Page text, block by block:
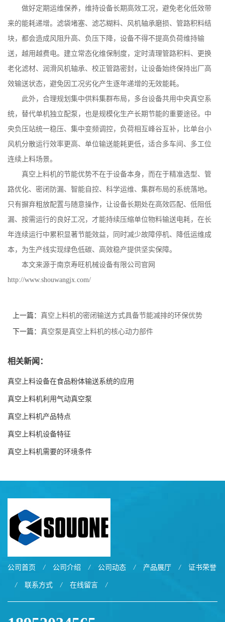
做好定期运维保养，维持设备长期高效工况，避免老化低效带
来的能耗递增。滤袋堵塞、滤芯糊料、风机轴承磨损、管路积料结
块，都会造成风阻升高、负压下降，设备不得不提高负荷维持输
送，越用越费电。建立常态化维保制度，定时清理管路积料、更换
老化滤材、润滑风机轴承、校正管路密封，让设备始终保持出厂高
效输送状态，避免因工况劣化产生逐年递增的无效能耗。
此外，合理规划集中供料集群布局，多台设备共用中央真空系
统，替代单机独立配泵，也是规模化生产长期节能的重要途径。中
央负压站统一稳压、集中变频调控，负荷相互峰谷互补，比单台小
风机分散运行效率更高、单位输送能耗更低，适合多车间、多工位
连续上料场景。
真空上料机的节能优势不在于设备本身，而在于精准选型、管
路优化、密闭防漏、智能自控、科学运维、集群布局的系统落地。
只有摒弃粗放配置与随意操作，让设备长期处在高效匹配、低阻低
漏、按需运行的良好工况，才能持续压缩单位物料输送电耗，在长
年连续运行中累积显著节能效益，同时减少故障停机、降低运维成
本，为生产线实现绿色低碳、高效稳产提供坚实保障。
本文来源于南京寿旺机械设备有限公司官网
http://www.shouwangjx.com/
上一篇： 真空上料机的密闭输送方式具备节能减排的环保优势
下一篇： 真空泵是真空上料机的核心动力部件
相关新闻：
真空上料设备在食品粉体输送系统的应用
真空上料机利用气动真空泵
真空上料机产品特点
真空上料机设备特征
真空上料机需要的环境条件
公司首页 / 公司介绍 / 公司动态 / 产品展厅 / 证书荣誉
/ 联系方式 / 在线留言 /